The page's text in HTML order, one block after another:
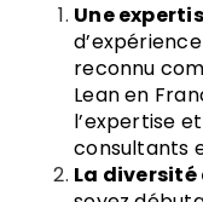
Une
reconnu
Lean en
l’expertise
consultants
La